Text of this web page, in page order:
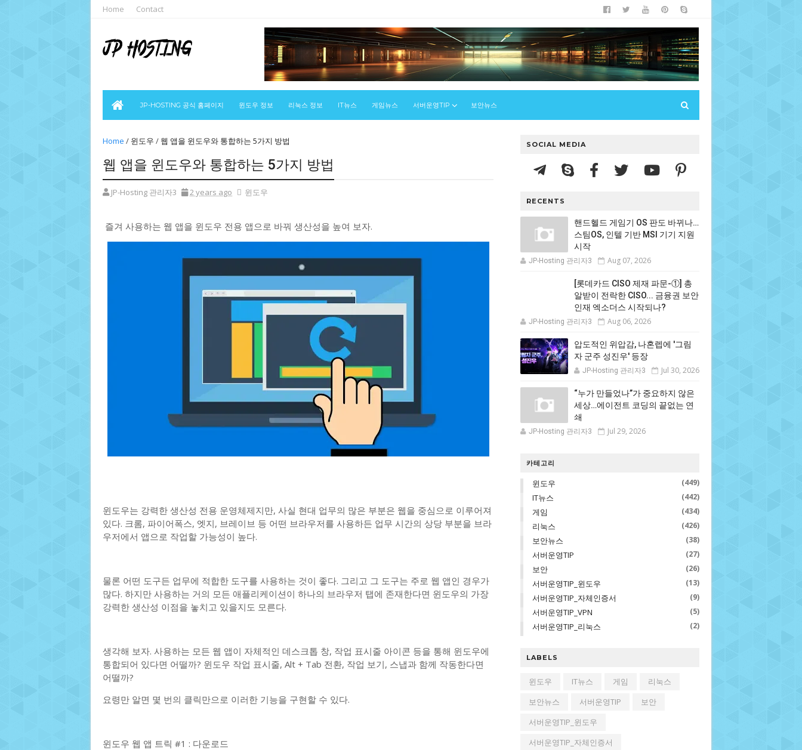
Home Contact
JP-HOSTING 공식 홈페이지 윈도우 정보 리눅스 정보 IT뉴스 게임뉴스 서버운영TIP 보안뉴스
Home / 윈도우 / 웹 앱을 윈도우와 통합하는 5가지 방법
웹 앱을 윈도우와 통합하는 5가지 방법
JP-Hosting 관리자3 2 years ago 윈도우
즐겨 사용하는 웹 앱을 윈도우 전용 앱으로 바꿔 생산성을 높여 보자.
윈도우는 강력한 생산성 전용 운영체제지만, 사실 현대 업무의 많은 부분은 웹을 중심으로 이루어져
있다. 크롬, 파이어폭스, 엣지, 브레이브 등 어떤 브라우저를 사용하든 업무 시간의 상당 부분을 브라
우저에서 앱으로 작업할 가능성이 높다.
물론 어떤 도구든 업무에 적합한 도구를 사용하는 것이 좋다. 그리고 그 도구는 주로 웹 앱인 경우가
많다. 하지만 사용하는 거의 모든 애플리케이션이 하나의 브라우저 탭에 존재한다면 윈도우의 가장
강력한 생산성 이점을 놓치고 있을지도 모른다.
생각해 보자. 사용하는 모든 웹 앱이 자체적인 데스크톱 창, 작업 표시줄 아이콘 등을 통해 윈도우에
통합되어 있다면 어떨까? 윈도우 작업 표시줄, Alt + Tab 전환, 작업 보기, 스냅과 함께 작동한다면
어떨까?
요령만 알면 몇 번의 클릭만으로 이러한 기능을 구현할 수 있다.
윈도우 웹 앱 트릭 #1 : 다운로드
SOCIAL MEDIA
RECENTS
핸드헬드 게임기 OS 판도 바뀌나…
스팀OS, 인텔 기반 MSI 기기 지원
시작
JP-Hosting 관리자3 Aug 07, 2026
[롯데카드 CISO 제재 파문-①] 총
알받이 전락한 CISO... 금융권 보안
인재 엑소더스 시작되나?
JP-Hosting 관리자3 Aug 06, 2026
압도적인 위압감, 나혼렙에 '그림
자 군주 성진우' 등장
JP-Hosting 관리자3 Jul 30, 2026
“누가 만들었나”가 중요하지 않은
세상…에이전트 코딩의 끝없는 연
쇄
JP-Hosting 관리자3 Jul 29, 2026
카테고리
윈도우 (449)
IT뉴스 (442)
게임 (434)
리눅스 (426)
보안뉴스 (38)
서버운영TIP (27)
보안 (26)
서버운영TIP_윈도우 (13)
서버운영TIP_자체인증서 (9)
서버운영TIP_VPN (5)
서버운영TIP_리눅스 (2)
LABELS
윈도우 IT뉴스 게임
리눅스
보안뉴스
서버운영TIP
보안
서버운영TIP_윈도우
서버운영TIP_자체인증서